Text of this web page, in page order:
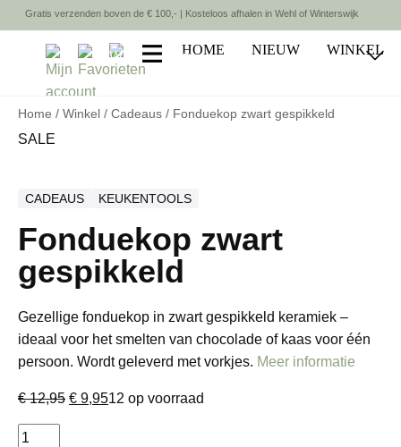
Gratis verzenden boven de € 100,- | Kosteloos afhalen in Wehl of Winterswijk
HOME NIEUW WINKEL
Home / Winkel / Cadeaus / Fonduekop zwart gespikkeld
SALE
CADEAUS KEUKENTOOLS
Fonduekop zwart
gespikkeld
Gezellige fonduekop in zwart gespikkeld keramiek –
ideaal voor het smelten van chocolade of kaas voor één
persoon. Wordt geleverd met vorkjes. Meer informatie
€12,95 Oorspronkelijke
€ 9,95Huidige
12 op voorraad
Fonduekop